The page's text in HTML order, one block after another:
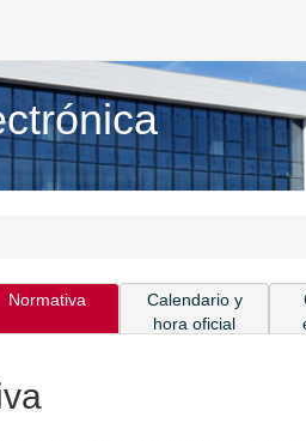
Normativa
Calendario y
hora oficial